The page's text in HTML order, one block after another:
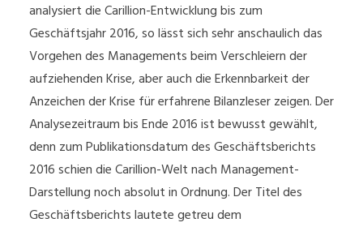
analysiert die Carillion-Entwicklung bis zum
Geschäftsjahr 2016, so lässt sich sehr anschaulich das
Vorgehen des Managements beim Verschleiern der
aufziehenden Krise, aber auch die Erkennbarkeit der
Anzeichen der Krise für erfahrene Bilanzleser zeigen. Der
Analysezeitraum bis Ende 2016 ist bewusst gewählt,
denn zum Publikationsdatum des Geschäftsberichts
2016 schien die Carillion-Welt nach Management-
Darstellung noch absolut in Ordnung. Der Titel des
Geschäftsberichts lautete getreu dem